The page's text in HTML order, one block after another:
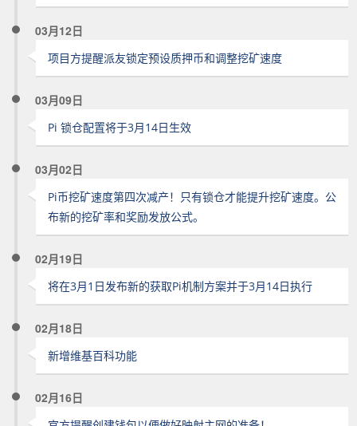
03月12日
项目方提醒派友锁定预设质押币和调整挖矿速度
03月09日
Pi 锁仓配置将于3月14日生效
03月02日
Pi币挖矿速度第四次减产！只有锁仓才能提升挖矿速度。公
布新的挖矿率和奖励发放公式。
02月19日
将在3月1日发布新的获取Pi机制方案并于3月14日执行
02月18日
新增维基百科功能
02月16日